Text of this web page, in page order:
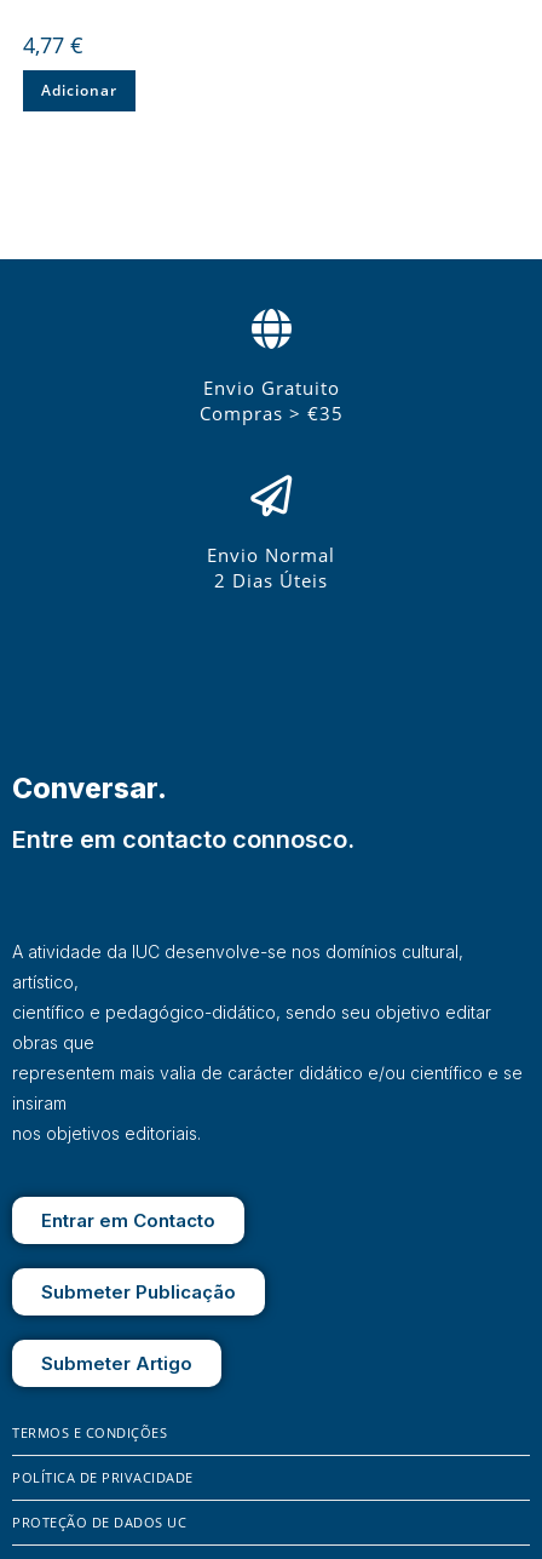
4,77 €
Adicionar
Envio Gratuito
Compras > €35
Envio Normal
2 Dias Úteis
Conversar.
Entre em contacto connosco.
A atividade da IUC desenvolve-se nos domínios cultural,
artístico,
científico e pedagógico-didático, sendo seu objetivo editar
obras que
representem mais valia de carácter didático e/ou científico e se
insiram
nos objetivos editoriais.
Entrar em Contacto
Submeter Publicação
Submeter Artigo
TERMOS E CONDIÇÕES
POLÍTICA DE PRIVACIDADE
PROTEÇÃO DE DADOS UC